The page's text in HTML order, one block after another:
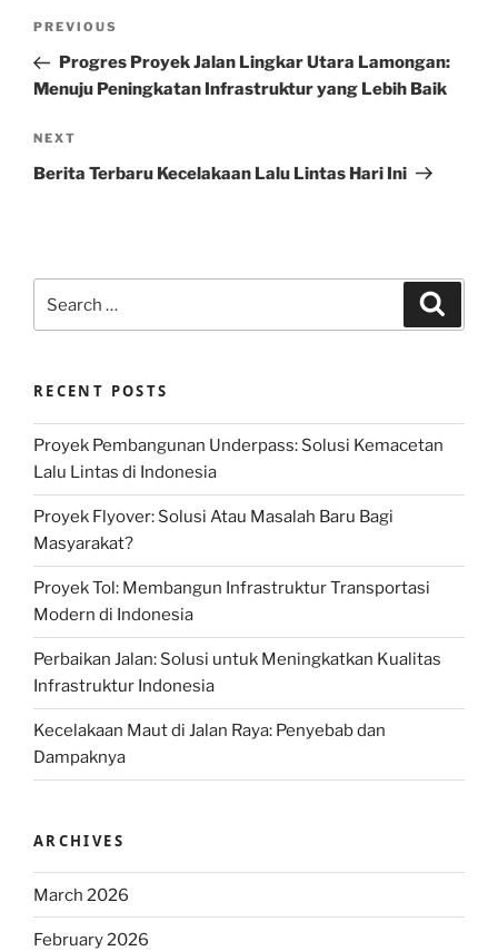
Previous
Post
PREVIOUS
Progres Proyek Jalan Lingkar Utara Lamongan:
Menuju Peningkatan Infrastruktur yang Lebih Baik
Next
Post
NEXT
Berita Terbaru Kecelakaan Lalu Lintas Hari Ini
for:
RECENT POSTS
Proyek Pembangunan Underpass: Solusi Kemacetan
Lalu Lintas di Indonesia
Proyek Flyover: Solusi Atau Masalah Baru Bagi
Masyarakat?
Proyek Tol: Membangun Infrastruktur Transportasi
Modern di Indonesia
Perbaikan Jalan: Solusi untuk Meningkatkan Kualitas
Infrastruktur Indonesia
Kecelakaan Maut di Jalan Raya: Penyebab dan
Dampaknya
ARCHIVES
March 2026
February 2026